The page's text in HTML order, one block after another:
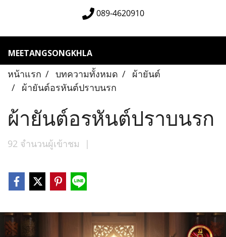
089-4620910
MEETANGSONGKHLA
หน้าแรก บทความทั้งหมด
ผ้ายันต์
ผ้ายันต์อรหันต์ปราบนรก
ผ้ายันต์อรหันต์ปราบนรก
92 จำนวนผู้เข้าชม |